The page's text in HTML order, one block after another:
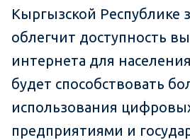
Кыргызской Республике
облегчит доступность
интернета для
будет способствовать
использования
предприятиями и